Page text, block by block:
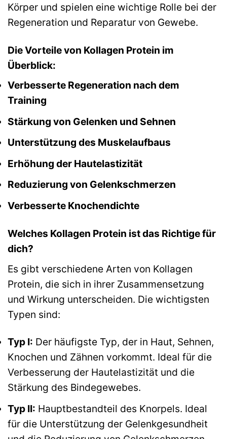
Körper und spielen eine wichtige Rolle bei der
Regeneration und Reparatur von Gewebe.
Die Vorteile von Kollagen Protein im
Überblick:
Verbesserte Regeneration nach dem
Training
Stärkung von Gelenken und Sehnen
Unterstützung des Muskelaufbaus
Erhöhung der Hautelastizität
Reduzierung von Gelenkschmerzen
Verbesserte Knochendichte
Welches Kollagen Protein ist das Richtige für
dich?
Es gibt verschiedene Arten von Kollagen
Protein, die sich in ihrer Zusammensetzung
und Wirkung unterscheiden. Die wichtigsten
Typen sind:
Typ I: Der häufigste Typ, der in Haut, Sehnen,
Knochen und Zähnen vorkommt. Ideal für die
Verbesserung der Hautelastizität und die
Stärkung des Bindegewebes.
Typ II: Hauptbestandteil des Knorpels. Ideal
für die Unterstützung der Gelenkgesundheit